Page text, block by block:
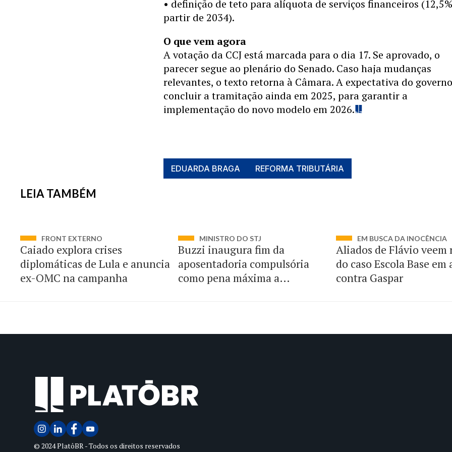
• definição de teto para alíquota de serviços financeiros
partir de 2034).
O que vem agora
A votação da CCJ está marcada para o dia 17. Se aprovado, o
parecer segue ao plenário do Senado. Caso haja mudanças
relevantes, o texto retorna à Câmara. A expectativa do
concluir a tramitação ainda em 2025, para garantir a
implementação do novo modelo em 2026.
EDUARDA BRAGA REFORMA TRIBUTÁRIA
LEIA TAMBÉM
FRONT EXTERNO
Caiado explora crises
diplomáticas de Lula e anuncia
ex-OMC na campanha
MINISTRO DO STJ
Buzzi inaugura fim da
aposentadoria compulsória
como pena máxima a
EM BUSCA DA INOCÊNCIA
Aliados de Flávio veem
do caso Escola Base em
contra Gaspar
© 2024 PlatôBR - Todos os direitos reservados